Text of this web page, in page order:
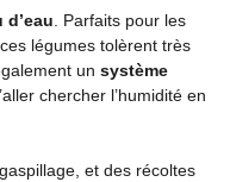
d’eau. Parfaits pour les
légumes tolèrent très
un système
chercher l’humidité en
et des récoltes